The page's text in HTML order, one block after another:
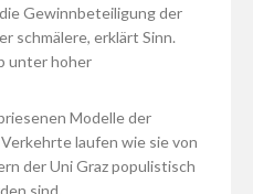
Gewinnbeteiligung der
schmälere, erklärt Sinn.
unter hoher
Modelle der
laufen wie sie von
der Uni Graz populistisch